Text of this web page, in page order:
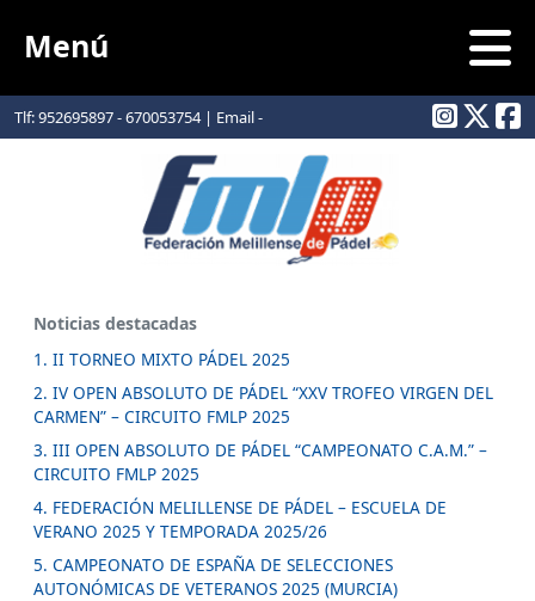
Tlf: 952695897 - 670053754 | Email -
info@padelmelilla.com
Menú
Noticias destacadas
1. II TORNEO MIXTO PÁDEL 2025
2. IV OPEN ABSOLUTO DE PÁDEL “XXV TROFEO VIRGEN DEL
CARMEN” – CIRCUITO FMLP 2025
3. III OPEN ABSOLUTO DE PÁDEL “CAMPEONATO C.A.M.” –
CIRCUITO FMLP 2025
4. FEDERACIÓN MELILLENSE DE PÁDEL – ESCUELA DE
VERANO 2025 Y TEMPORADA 2025/26
5. CAMPEONATO DE ESPAÑA DE SELECCIONES
AUTONÓMICAS DE VETERANOS 2025 (MURCIA)